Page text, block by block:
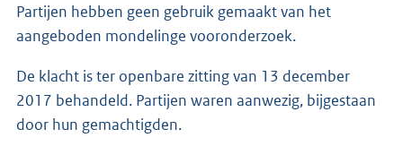
Partijen hebben geen gebruik gemaakt van het
aangeboden mondelinge vooronderzoek.
De klacht is ter openbare zitting van 13 december
2017 behandeld. Partijen waren aanwezig, bijgestaan
door hun gemachtigden.